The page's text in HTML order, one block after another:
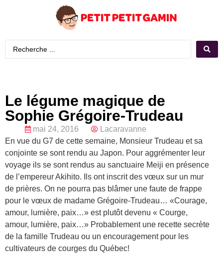
Le légume magique de
Sophie Grégoire-Trudeau
mai 24, 2016
Lacaravanne
En vue du G7 de cette semaine, Monsieur Trudeau et sa
conjointe se sont rendu au Japon. Pour aggrémenter leur
voyage ils se sont rendus au sanctuaire Meiji en présence
de l’empereur Akihito. Ils ont inscrit des vœux sur un mur
de prières. On ne pourra pas blâmer une faute de frappe
pour le vœux de madame Grégoire-Trudeau… «Courage,
amour, lumière, paix…» est plutôt devenu « Courge,
amour, lumière, paix…» Probablement une recette secrète
de la famille Trudeau ou un encouragement pour les
cultivateurs de courges du Québec!